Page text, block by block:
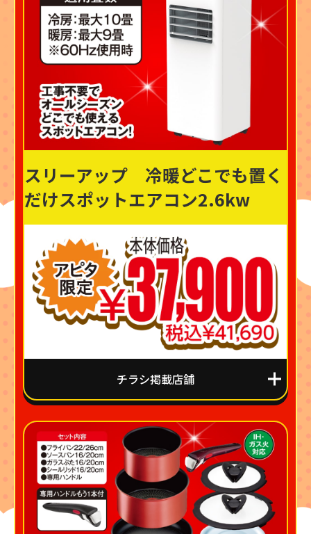
スリーアップ 冷暖どこでも置く
だけスポットエアコン2.6kw
チラシ掲載店舗